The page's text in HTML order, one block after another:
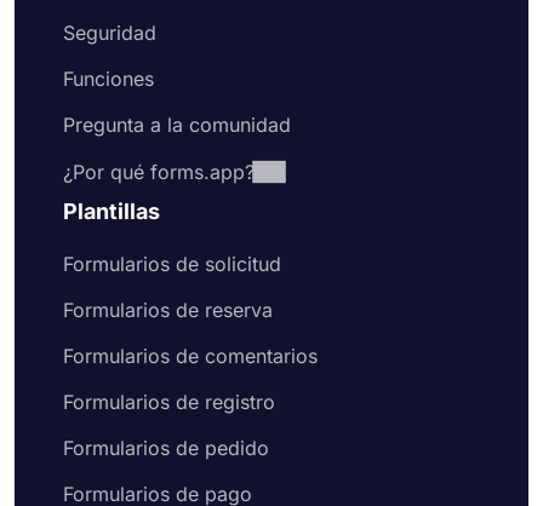
Seguridad
Funciones
Pregunta a la comunidad
¿Por qué forms.app?
Plantillas
Formularios de solicitud
Formularios de reserva
Formularios de comentarios
Formularios de registro
Formularios de pedido
Formularios de pago